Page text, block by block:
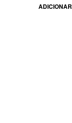
ADICIONAR